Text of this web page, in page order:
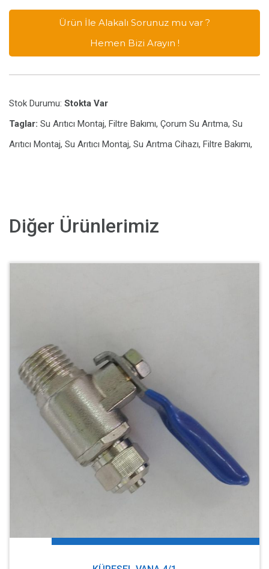
Ürün İle Alakalı Sorunuz mu var ?
Hemen Bizi Arayın !
Stok Durumu: Stokta Var
Taglar: Su Arıtıcı Montaj, Filtre Bakımı, Çorum Su Arıtma, Su
Arıtıcı Montaj, Su Arıtıcı Montaj, Su Arıtma Cihazı, Filtre Bakımı,
Diğer Ürünlerimiz